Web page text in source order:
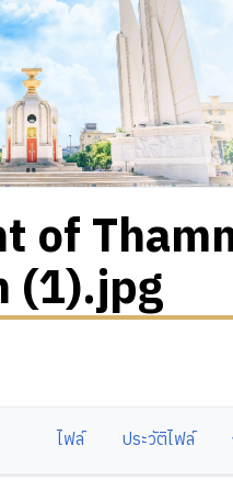
of
(1).jpg
ไฟล์ ประวัติไฟล์